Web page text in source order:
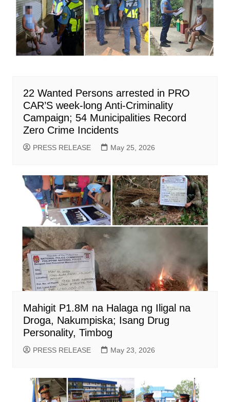
22 Wanted Persons arrested in PRO
CAR’S week-long Anti-Criminality
Campaign; 54 Municipalities Record
Zero Crime Incidents
PRESS RELEASE May 25, 2026
Mahigit P1.8M na Halaga ng Iligal na
Droga, Nakumpiska; Isang Drug
Personality, Timbog
PRESS RELEASE May 23, 2026